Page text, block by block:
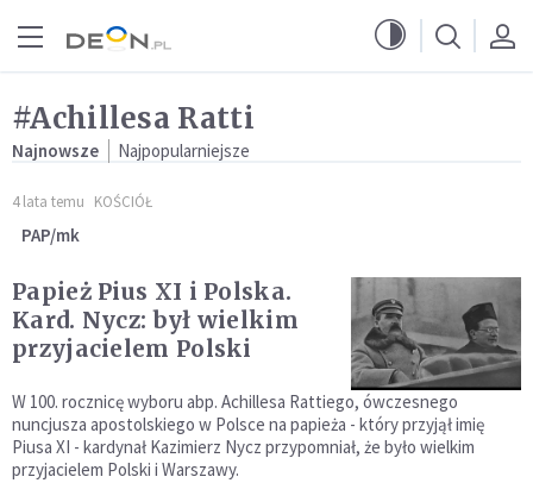
#Achillesa Ratti
Najnowsze Najpopularniejsze
4 lata temu KOŚCIÓŁ
PAP/mk
Papież Pius XI i Polska.
Kard. Nycz: był wielkim
przyjacielem Polski
W 100. rocznicę wyboru abp. Achillesa Rattiego, ówczesnego
nuncjusza apostolskiego w Polsce na papieża - który przyjął imię
Piusa XI - kardynał Kazimierz Nycz przypomniał, że było wielkim
przyjacielem Polski i Warszawy.